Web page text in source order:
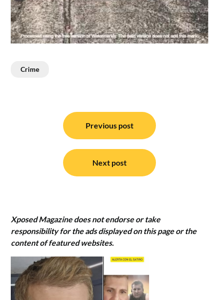
Crime
navigation
Previous post
Next post
Xposed Magazine does not endorse or take
responsibility for the ads displayed on this page or the
content of featured websites.